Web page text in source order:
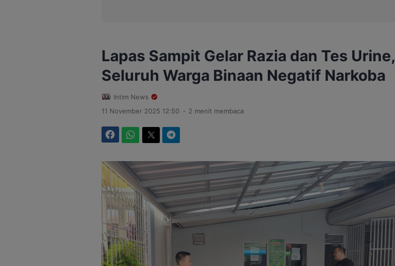
Lapas Sampit Gelar Razia dan Tes Urine,
Seluruh Warga Binaan Negatif Narkoba
Intim News
11 November 2025 12:50 . 2 menit membaca